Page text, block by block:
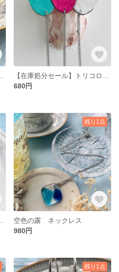
680円
残り1点
空色の露 ネックレス
980円
残り1点